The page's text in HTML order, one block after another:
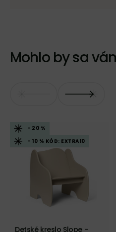
Mohlo by sa
- 20 %
- 10 % KÓD: EXTRA10
Detské kreslo Slope –